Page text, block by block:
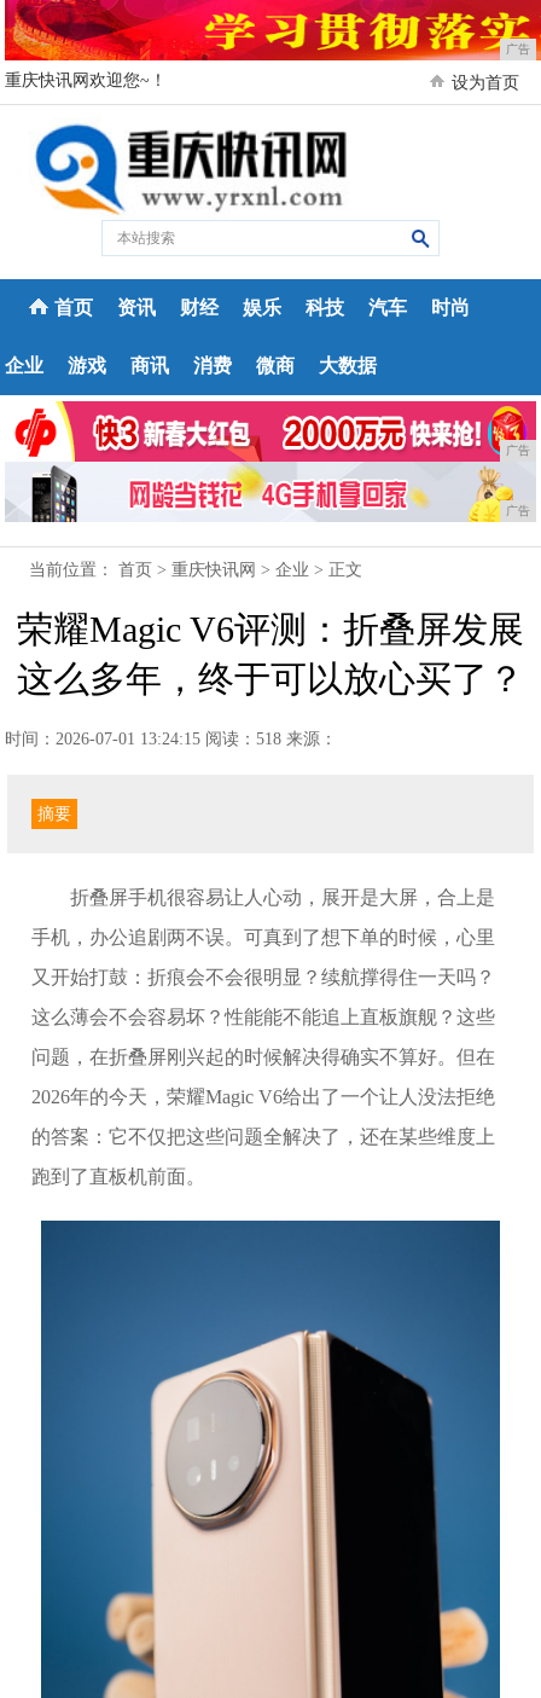
广告
重庆快讯网欢迎您~！ 设为首页
首页 资讯 财经 娱乐 科技 汽车 时尚
企业 游戏 商讯 消费 微商 大数据
广告
广告
当前位置：首页 >重庆快讯网 >企业 > 正文
荣耀Magic V6评测：折叠屏发展
这么多年，终于可以放心买了？
时间：2026-07-01 13:24:15 阅读：518 来源：
摘要
折叠屏手机很容易让人心动，展开是大屏，合上是
手机，办公追剧两不误。可真到了想下单的时候，心里
又开始打鼓：折痕会不会很明显？续航撑得住一天吗？
这么薄会不会容易坏？性能能不能追上直板旗舰？这些
问题，在折叠屏刚兴起的时候解决得确实不算好。但在
2026年的今天，荣耀Magic V6给出了一个让人没法拒绝
的答案：它不仅把这些问题全解决了，还在某些维度上
跑到了直板机前面。